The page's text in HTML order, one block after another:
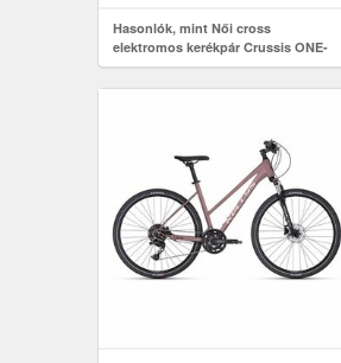
Hasonlók, mint Női cross
elektromos kerékpár Crussis ONE-
Cross Low 9.10 720Wh 28" - 2025